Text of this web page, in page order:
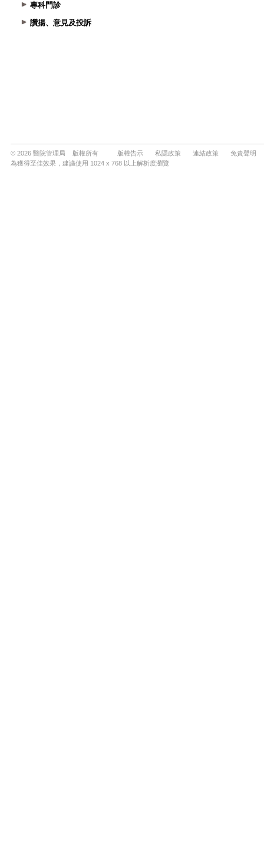
專科門診
讚揚、意見及投訴
© 2026 醫院管理局 版權所有 版權告示 私隱政策 連結政策
免責聲明
為獲得至佳效果，建議使用 1024 x 768 以上解析度瀏覽